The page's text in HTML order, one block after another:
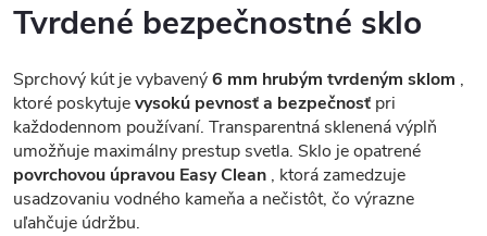
Tvrdené bezpečnostné sklo
Sprchový kút je vybavený6 mm hrubým tvrdeným sklom ,
ktoré poskytujevysokú pevnosť a bezpečnosť pri
každodennom používaní. Transparentná sklenená výplň
umožňuje maximálny prestup svetla. Sklo je opatrené
povrchovou úpravou Easy Clean , ktorá zamedzuje
usadzovaniu vodného kameňa a nečistôt, čo výrazne
uľahčuje údržbu.